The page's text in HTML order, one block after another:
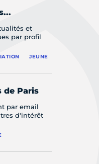
et
par profil
JEUNE
de Paris
par email
d'intérêt